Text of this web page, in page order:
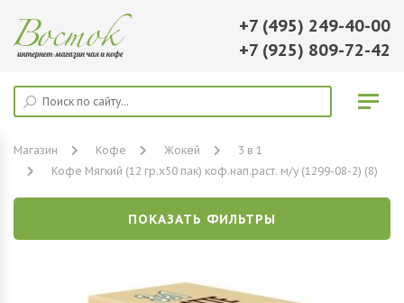
+7 (495) 249-40-00
+7 (925) 809-72-42
Магазин Кофе Жокей
3 в 1
Кофе Мягкий (12 гр.х50 пак) коф.нап.раст. м/у (1299-08-2) (8)
ПОКАЗАТЬ ФИЛЬТРЫ